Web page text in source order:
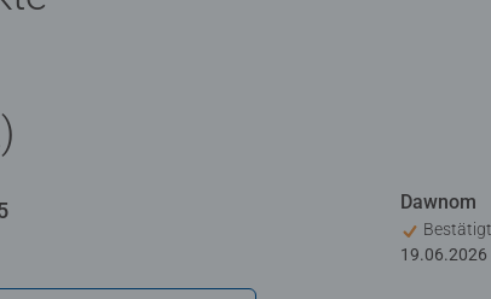
5 Sternen.
Dawnom
19.06.2026